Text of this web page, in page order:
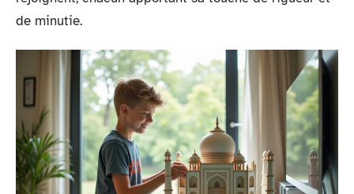
de minutie.